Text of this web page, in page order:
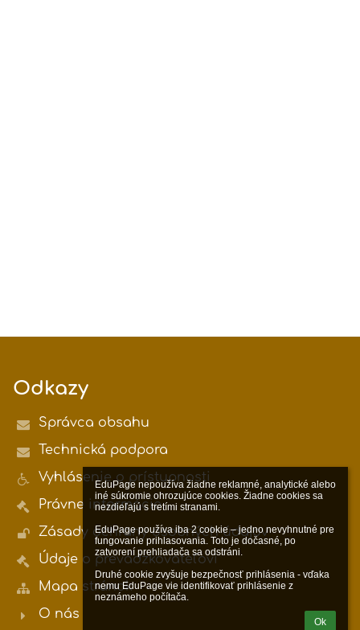
EduPage nepoužíva žiadne reklamné, analytické alebo
iné súkromie ohrozujúce cookies. Žiadne cookies sa
nezdieľajú s tretími stranami.
EduPage používa iba 2 cookie – jedno nevyhnutné pre
fungovanie prihlasovania. Toto je dočasné, po
zatvorení prehliadača sa odstráni.
Druhé cookie zvyšuje bezpečnosť prihlásenia - vďaka
nemu EduPage vie identifikovať prihlásenie z
neznámeho počítača.
Ok
Odkazy
Správca obsahu
Technická podpora
Vyhlásenie o prístupnosti
Právne informácie
Zásady ochrany osobných údajov
Údaje o prevádzkovateľovi
Mapa stránok
O nás